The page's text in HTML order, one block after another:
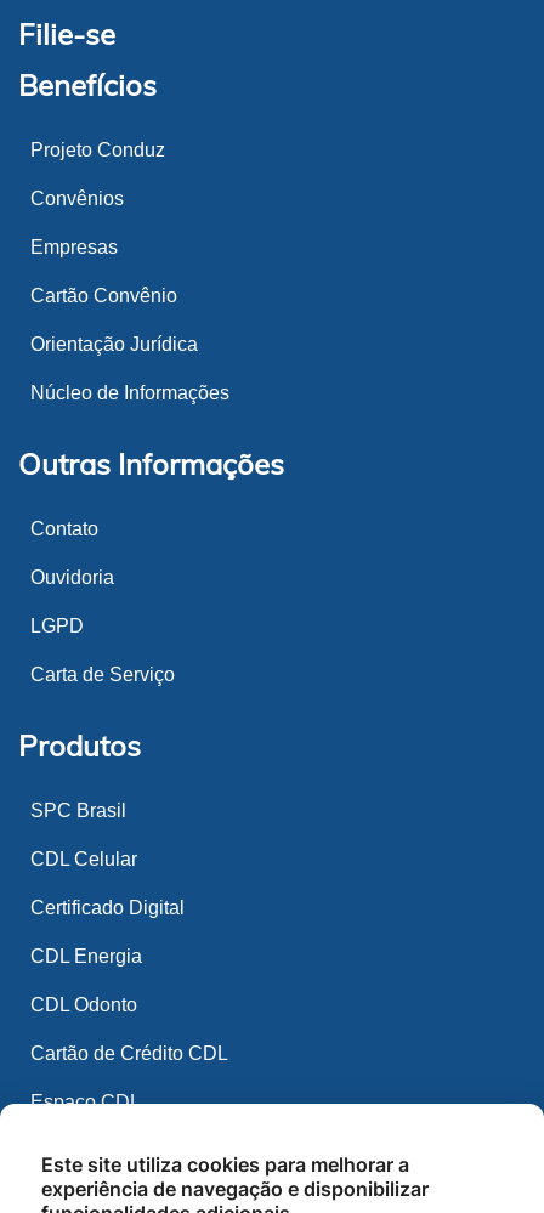
Filie-se
Benefícios
Projeto Conduz
Convênios
Empresas
Cartão Convênio
Orientação Jurídica
Núcleo de Informações
Outras Informações
Contato
Ouvidoria
LGPD
Carta de Serviço
Produtos
SPC Brasil
CDL Celular
Certificado Digital
CDL Energia
CDL Odonto
Cartão de Crédito CDL
Espaço CDL
CDL IA
Este site utiliza cookies para melhorar a
experiência de navegação e disponibilizar